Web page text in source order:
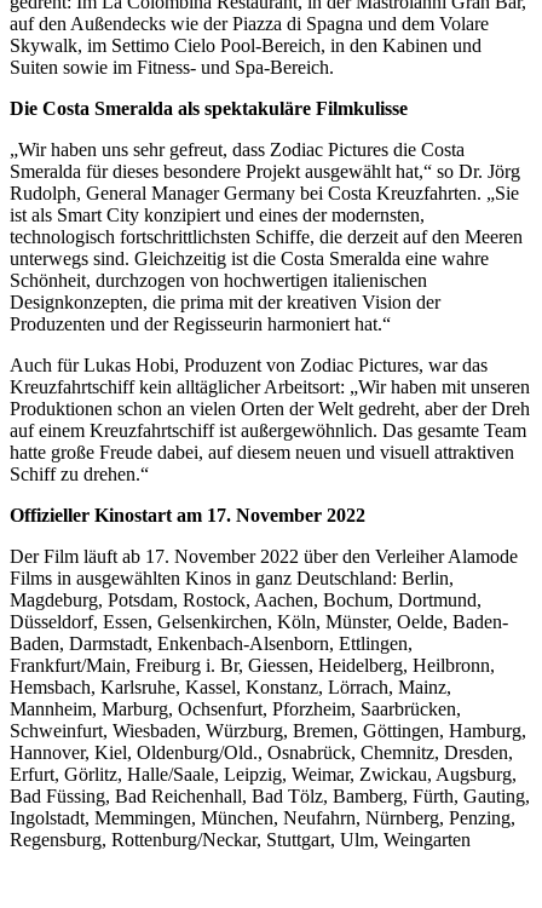
auf den Außendecks wie der Piazza di Spagna und dem Volare
Skywalk, im Settimo Cielo Pool-Bereich, in den Kabinen und
Suiten sowie im Fitness- und Spa-Bereich.
Die Costa Smeralda als spektakuläre Filmkulisse
„Wir haben uns sehr gefreut, dass Zodiac Pictures die Costa
Smeralda für dieses besondere Projekt ausgewählt hat,“ so Dr. Jörg
Rudolph, General Manager Germany bei Costa Kreuzfahrten. „Sie
ist als Smart City konzipiert und eines der modernsten,
technologisch fortschrittlichsten Schiffe, die derzeit auf den Meeren
unterwegs sind. Gleichzeitig ist die Costa Smeralda eine wahre
Schönheit, durchzogen von hochwertigen italienischen
Designkonzepten, die prima mit der kreativen Vision der
Produzenten und der Regisseurin harmoniert hat.“
Auch für Lukas Hobi, Produzent von Zodiac Pictures, war das
Kreuzfahrtschiff kein alltäglicher Arbeitsort: „Wir haben mit unseren
Produktionen schon an vielen Orten der Welt gedreht, aber der Dreh
auf einem Kreuzfahrtschiff ist außergewöhnlich. Das gesamte Team
hatte große Freude dabei, auf diesem neuen und visuell attraktiven
Schiff zu drehen.“
Offizieller Kinostart am 17. November 2022
Der Film läuft ab 17. November 2022 über den Verleiher Alamode
Films in ausgewählten Kinos in ganz Deutschland: Berlin,
Magdeburg, Potsdam, Rostock, Aachen, Bochum, Dortmund,
Düsseldorf, Essen, Gelsenkirchen, Köln, Münster, Oelde, Baden-
Baden, Darmstadt, Enkenbach-Alsenborn, Ettlingen,
Frankfurt/Main, Freiburg i. Br, Giessen, Heidelberg, Heilbronn,
Hemsbach, Karlsruhe, Kassel, Konstanz, Lörrach, Mainz,
Mannheim, Marburg, Ochsenfurt, Pforzheim, Saarbrücken,
Schweinfurt, Wiesbaden, Würzburg, Bremen, Göttingen, Hamburg,
Hannover, Kiel, Oldenburg/Old., Osnabrück, Chemnitz, Dresden,
Erfurt, Görlitz, Halle/Saale, Leipzig, Weimar, Zwickau, Augsburg,
Bad Füssing, Bad Reichenhall, Bad Tölz, Bamberg, Fürth, Gauting,
Ingolstadt, Memmingen, München, Neufahrn, Nürnberg, Penzing,
Regensburg, Rottenburg/Neckar, Stuttgart, Ulm, Weingarten